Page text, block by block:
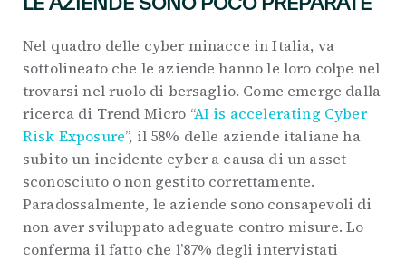
Nel quadro delle cyber minacce in Italia, va
sottolineato che le aziende hanno le loro colpe nel
trovarsi nel ruolo di bersaglio. Come emerge dalla
ricerca di Trend Micro “AI is accelerating Cyber
Risk Exposure”, il 58% delle aziende italiane ha
subito un incidente cyber a causa di un asset
sconosciuto o non gestito correttamente.
Paradossalmente, le aziende sono consapevoli di
non aver sviluppato adeguate contro misure. Lo
conferma il fatto che l’87% degli intervistati